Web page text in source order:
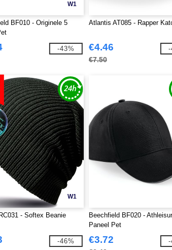
W1
BF010 - Originele 5
-43%
Atlantis AT085 - Rapper
€4.46
€7.50
-
W1
- Softex Beanie
-46%
Beechfield BF020 -
Paneel Pet
€3.72 -